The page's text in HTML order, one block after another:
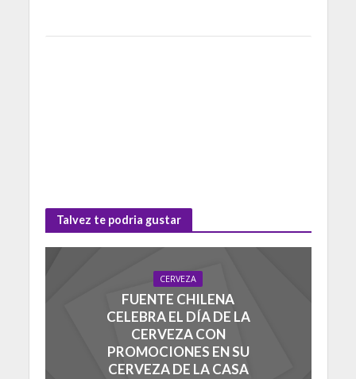
Talvez te podria gustar
CERVEZA
FUENTE CHILENA
CELEBRA EL DÍA DE LA
CERVEZA CON
PROMOCIONES EN SU
CERVEZA DE LA CASA